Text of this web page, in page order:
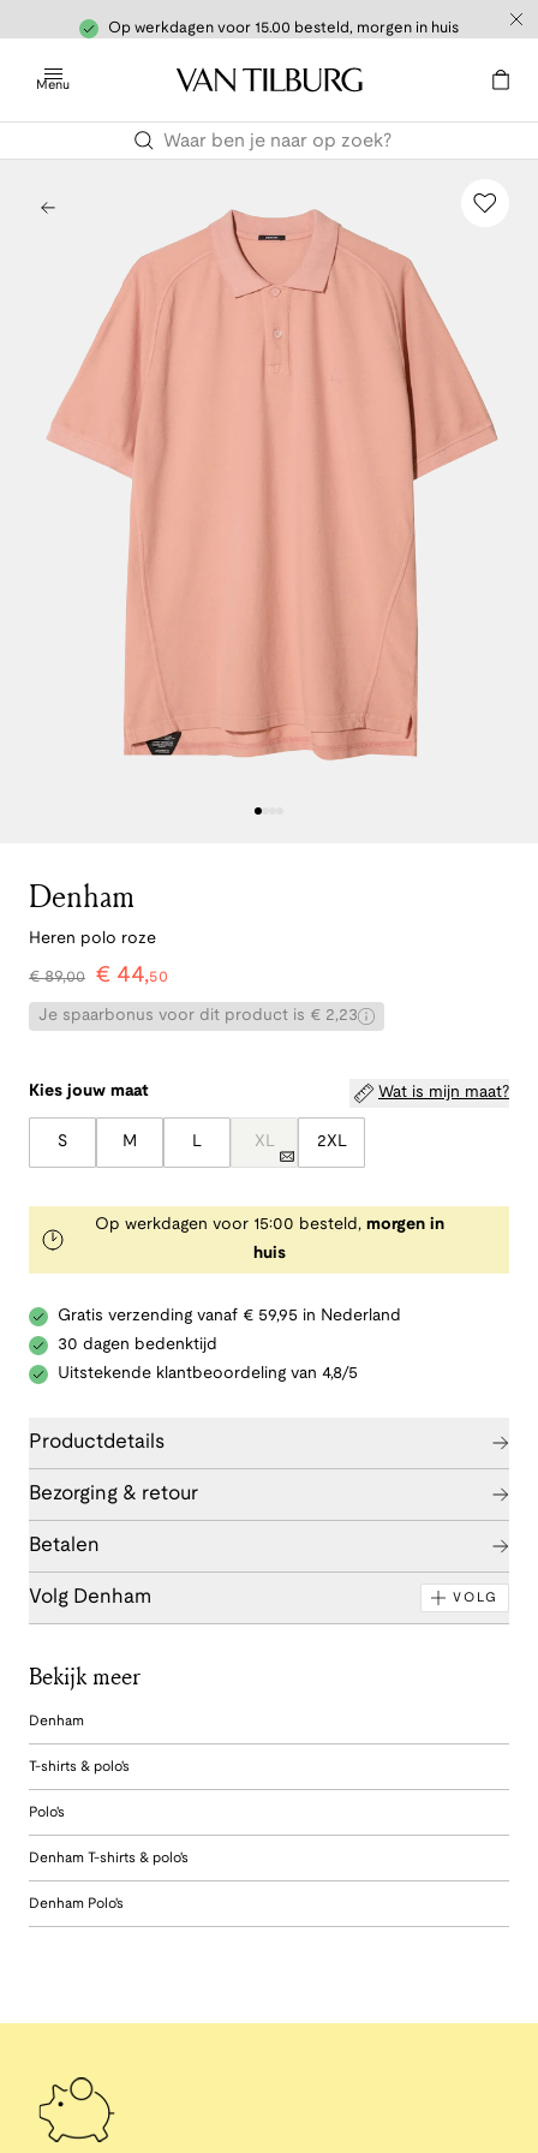
Op werkdagen voor 15.00 besteld, morgen in huis
Menu
Denham
Heren polo roze
€89,00 € 44,50
Je spaarbonus voor dit product is € 2,23
Kies jouw maat Wat is mijn maat?
S M L XL 2XL
Op werkdagen voor 15:00 besteld, morgen in
huis
Gratis verzending vanaf € 59,95 in Nederland
30 dagen bedenktijd
Uitstekende klantbeoordeling van 4,8/5
Productdetails
Bezorging & retour
Betalen
Volg Denham VOLG
Bekijk meer
Denham
T-shirts & polo's
Polo's
Denham T-shirts & polo's
Denham Polo's